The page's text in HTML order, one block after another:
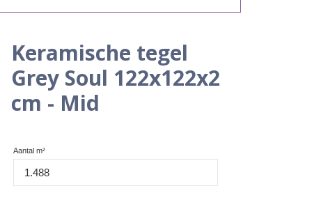
Keramische tegel
Grey Soul 122x122x2
cm - Mid
Aantal m²